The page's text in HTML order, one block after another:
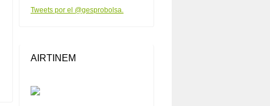
Tweets por el @gesprobolsa.
AIRTINEM